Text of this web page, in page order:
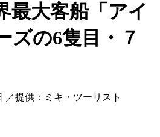
最大客船「アイ
ズの6隻目・７
／提供：ミキ・ツーリスト